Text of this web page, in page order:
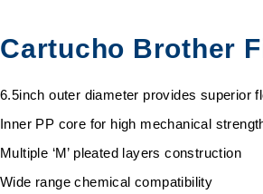
Cartucho Brother
6.5inch outer diameter provides superior
Inner PP core for high mechanical
Multiple ‘M’ pleated layers construction
Wide range chemical compatibility